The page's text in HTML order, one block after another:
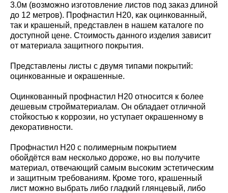
3.0м (возможно изготовление листов под заказ длиной
до 12 метров). Профнастил Н20, как оцинкованный,
так и крашеный, представлен в нашем каталоге по
доступной цене. Стоимость данного изделия зависит
от материала защитного покрытия.
Представлены листы с двумя типами покрытий:
оцинкованные и окрашенные.
Оцинкованный профнастил Н20 относится к более
дешевым стройматериалам. Он обладает отличной
стойкостью к коррозии, но уступает окрашенному в
декоративности.
Профнастил Н20 с полимерным покрытием
обойдётся вам несколько дороже, но вы получите
материал, отвечающий самым высоким эстетическим
и защитным требованиям. Кроме того, крашенный
лист можно выбрать либо гладкий глянцевый, либо